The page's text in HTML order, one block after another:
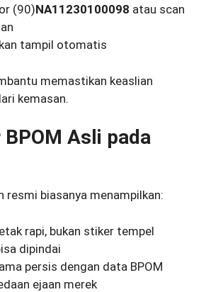
(90)NA11230100098 atau scan
tampil otomatis
memastikan keaslian
kemasan.
Asli pada
resmi biasanya menampilkan:
rapi, bukan stiker tempel
dipindai
persis dengan data BPOM
ejaan merek